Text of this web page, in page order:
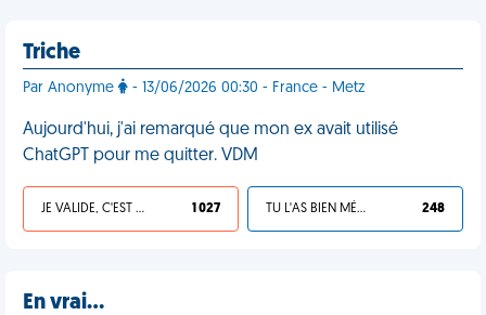
Triche
Par Anonyme - 13/06/2026 00:30 - France - Metz
Aujourd'hui, j'ai remarqué que mon ex avait utilisé
ChatGPT pour me quitter. VDM
JE VALIDE, C'EST UNE VDM 1 027 TU L'AS BIEN MÉRITÉ 248
En vrai…